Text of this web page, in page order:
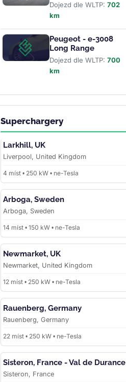
Dojezd dle WLTP: 702
km
Peugeot - e-3008
Long Range
Dojezd dle WLTP: 700
km
Superchargery
Larkhill, UK
Liverpool, United Kingdom
4 míst • 250 kW • ne-Tesla
Arboga, Sweden
Arboga, Sweden
14 míst • 150 kW • ne-Tesla
Newmarket, UK
Newmarket, United Kingdom
12 míst • 250 kW • ne-Tesla
Rauenberg, Germany
Rauenberg, Germany
22 míst • 250 kW • ne-Tesla
Sisteron, France - Val de Durance
Sisteron, France